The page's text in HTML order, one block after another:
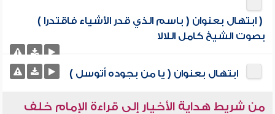
( ابتهال بعنوان ( باسم الذي قدر الأشياء فاقتدرا )
بصوت الشيخ كامل اللالا
ابتهال بعنوان ( يا من بجوده أتوسل )
من شريط هداية الأخيار إلى قراءة الإمام خلف